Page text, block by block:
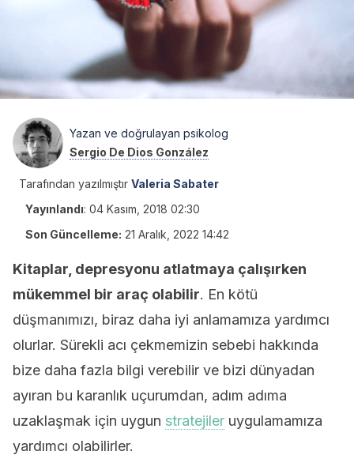
Yazan ve doğrulayan psikolog
Sergio De Dios González
Tarafından yazılmıştır Valeria Sabater
Yayınlandı: 04 Kasım, 2018 02:30
Son Güncelleme: 21 Aralık, 2022 14:42
Kitaplar, depresyonu atlatmaya çalışırken
mükemmel bir araç olabilir. En kötü
düşmanımızı, biraz daha iyi anlamamıza yardımcı
olurlar. Sürekli acı çekmemizin sebebi hakkında
bize daha fazla bilgi verebilir ve bizi dünyadan
ayıran bu karanlık uçurumdan, adım adıma
uzaklaşmak için uygun stratejiler uygulamamıza
yardımcı olabilirler.